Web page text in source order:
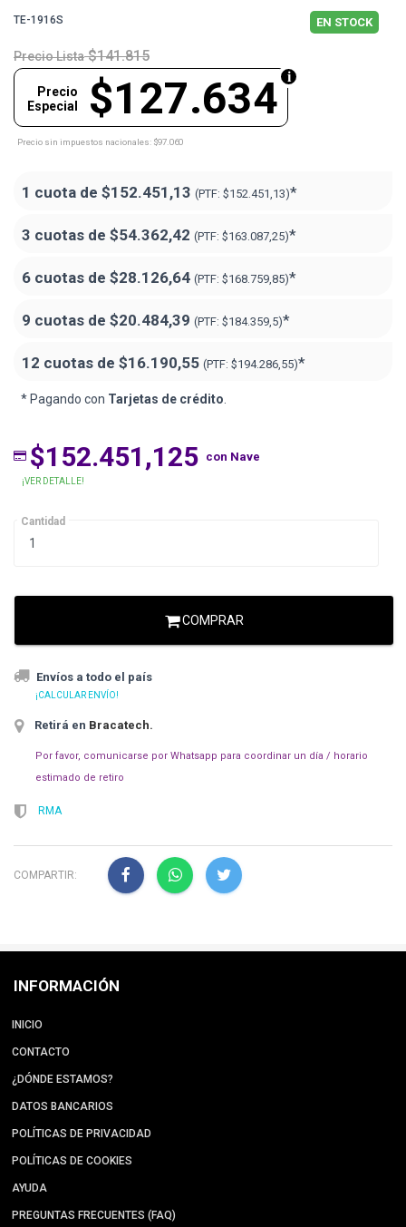
TE-1916S EN STOCK
Precio Lista $141.815
$127.634
Precio
Especial
Precio sin impuestos nacionales: $97.060
1 cuota de $152.451,13 (PTF: $152.451,13)*
3 cuotas de $54.362,42 (PTF: $163.087,25)*
6 cuotas de $28.126,64 (PTF: $168.759,85)*
9 cuotas de $20.484,39 (PTF: $184.359,5)*
12 cuotas de $16.190,55 (PTF: $194.286,55)*
* Pagando con Tarjetas de crédito.
$152.451,125 con Nave
¡VER DETALLE!
Cantidad
COMPRAR
Envíos a todo el país
¡CALCULAR ENVÍO!
Retirá en Bracatech.
Por favor, comunicarse por Whatsapp para coordinar un día / horario
estimado de retiro
RMA
COMPARTIR:
INFORMACIÓN
INICIO
CONTACTO
¿DÓNDE ESTAMOS?
DATOS BANCARIOS
POLÍTICAS DE PRIVACIDAD
POLÍTICAS DE COOKIES
AYUDA
PREGUNTAS FRECUENTES (FAQ)